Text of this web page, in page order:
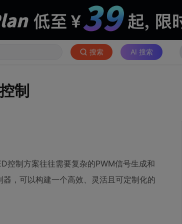
搜索 AI 搜索
制
控制方案往往需要复杂的PWM信号生成和
，可以构建一个高效、灵活且可定制化的